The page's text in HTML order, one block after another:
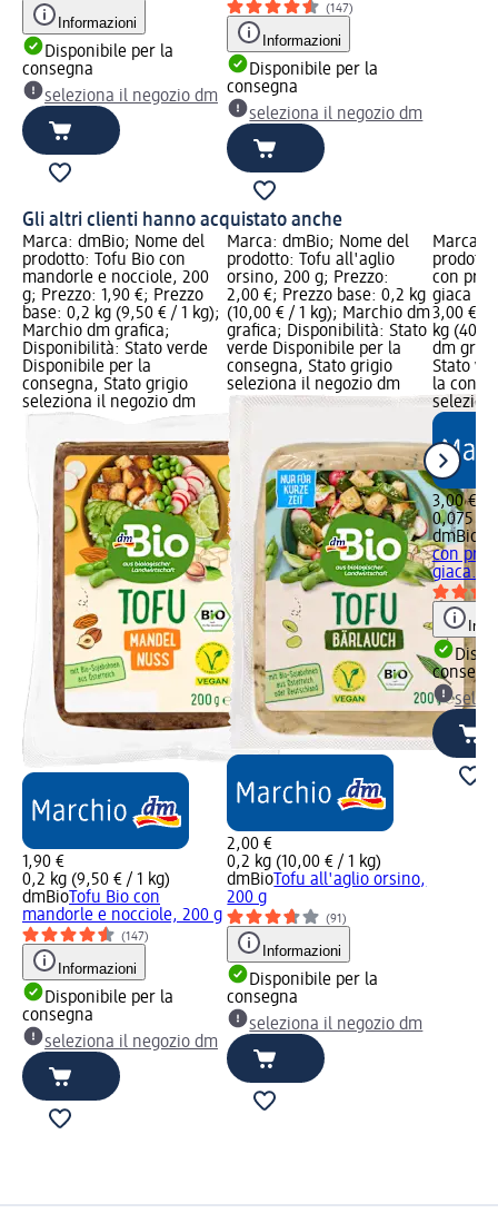
Informazioni
Disponibile per la
consegna
seleziona il negozio dm
(147)
Informazioni
Disponibile per la
consegna
seleziona il negozio dm
Gli altri clienti hanno acquistato anche
Marca: dmBio; Nome del
prodotto: Tofu Bio con
mandorle e nocciole, 200
g; Prezzo: 1,90 €; Prezzo
base: 0,2 kg (9,50 € / 1 kg);
Marchio dm grafica;
Disponibilità: Stato verde
Disponibile per la
consegna, Stato grigio
seleziona il negozio dm
1,90 €
0,2 kg (9,50 € / 1 kg)
dmBioTofu Bio con
mandorle e nocciole, 200 g
(147)
Informazioni
Disponibile per la
consegna
seleziona il negozio dm
Marca: dmBio; Nome del
prodotto: Tofu all'aglio
orsino, 200 g; Prezzo:
2,00 €; Prezzo base: 0,2 kg
(10,00 € / 1 kg); Marchio dm
grafica; Disponibilità: Stato
verde Disponibile per la
consegna, Stato grigio
seleziona il negozio dm
2,00 €
0,2 kg (10,00 € / 1 kg)
dmBioTofu all'aglio orsino,
200 g
(91)
Informazioni
Disponibile per la
consegna
seleziona il negozio dm
Marca:
con
giaca
3,00 €;
kg
dm
Stato
la
3,00 €
0,075 kg
dmBio
con
giaca...,